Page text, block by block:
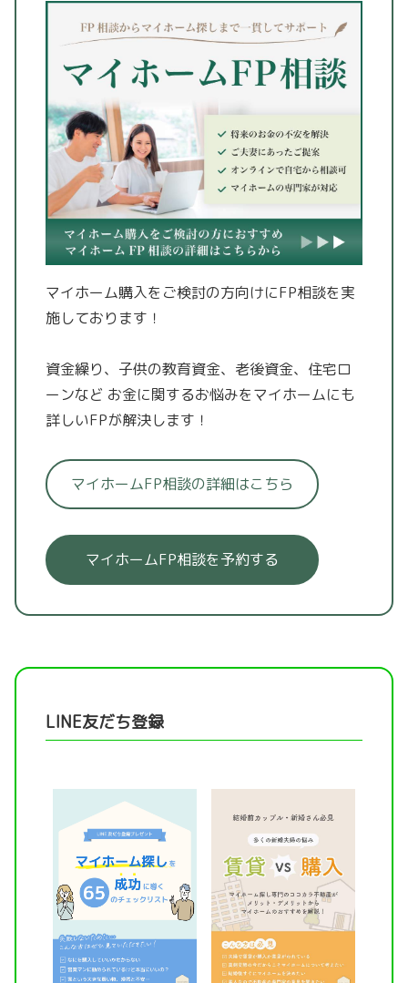
マイホーム購入をご検討の方向けにFP相談を実
施しております！
資金繰り、子供の教育資金、老後資金、住宅ロ
ーンなど お金に関するお悩みをマイホームにも
詳しいFPが解決します！
マイホームFP相談の詳細はこちら
マイホームFP相談を予約する
LINE友だち登録